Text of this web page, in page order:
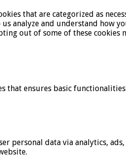
that are categorized as
analyze and understand how
out of some of these cookies
that ensures basic
personal data via analytics,